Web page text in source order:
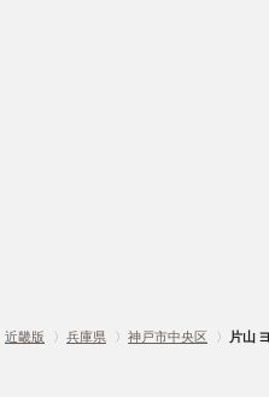
近畿版 〉 兵庫県 〉 神戸市中央区 〉 片山